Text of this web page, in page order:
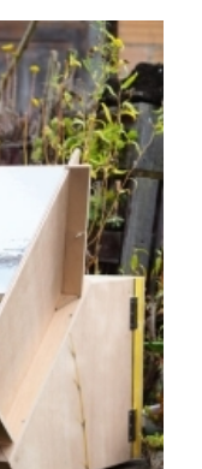
ACHE
TER
LE
PROD
UIT